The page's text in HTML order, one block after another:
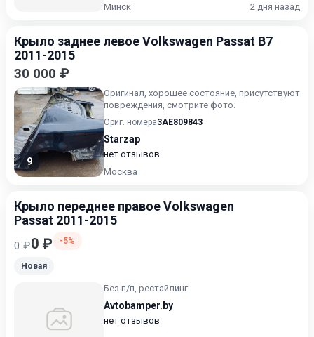
Минск 2 дня назад
Крыло заднее левое Volkswagen Passat B7
2011-2015
30 000 ₽
9
Оригинал, хорошее состояние, присутствуют
повреждения, смотрите фото.
Ориг. номера3AE809843
Starzap
нет отзывов
Москва
Крыло переднее правое Volkswagen
Passat 2011-2015
0 ₽0 ₽ -5%
Новая
Без п/п, рестайлинг
Avtobamper.by
нет отзывов